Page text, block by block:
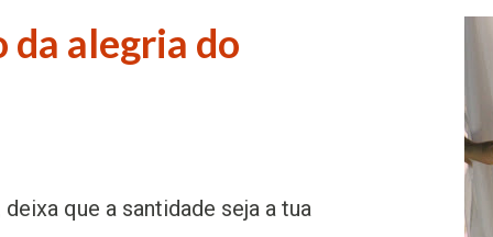
mais claro que Maria é a
Trata-se de um título que não
textos evangélicos, embora eles
e afirmem que Ele é Deus (Jo 20,28;
da alegria do
que a santidade seja a tua